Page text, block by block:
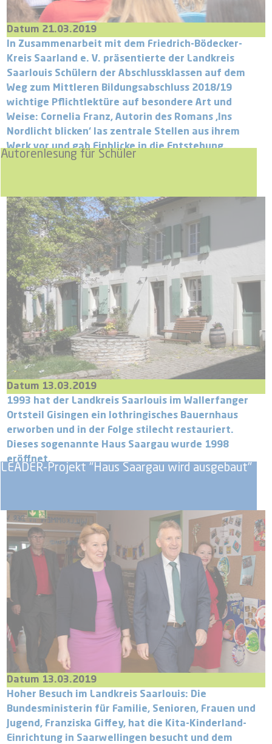
Autorenlesung für Schüler
Datum 21.03.2019
In Zusammenarbeit mit dem Friedrich-Bödecker-
Kreis Saarland e. V. präsentierte der Landkreis
Saarlouis Schülern der Abschlussklassen auf dem
Weg zum Mittleren Bildungsabschluss 2018/19
wichtige Pflichtlektüre auf besondere Art und
Weise: Cornelia Franz, Autorin des Romans ‚Ins
Nordlicht blicken‘ las zentrale Stellen aus ihrem
Werk vor und gab Einblicke in die Entstehung.
LEADER-Projekt "Haus Saargau wird ausgebaut"
Datum 13.03.2019
1993 hat der Landkreis Saarlouis im Wallerfanger
Ortsteil Gisingen ein lothringisches Bauernhaus
erworben und in der Folge stilecht restauriert.
Dieses sogenannte Haus Saargau wurde 1998
eröffnet.
Datum 13.03.2019
Hoher Besuch im Landkreis Saarlouis: Die
Bundesministerin für Familie, Senioren, Frauen und
Jugend, Franziska Giffey, hat die Kita-Kinderland-
Einrichtung in Saarwellingen besucht und dem